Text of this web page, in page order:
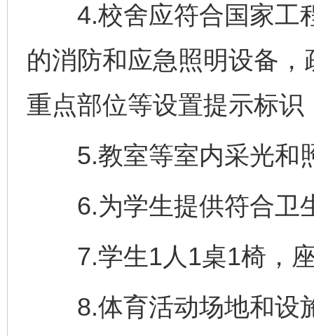
4.校舍应符合国家工
的消防和应急照明设备
重点部位等设置提示标
5.教室等室内采光和
6.为学生提供符合卫
7.学生1人1桌1椅，座
8.体育活动场地和设